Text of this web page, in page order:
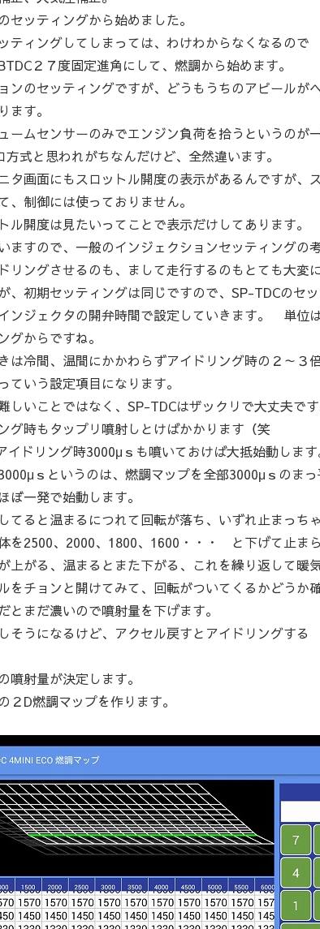
セッティングから始めました。
ティングしてしまっては、わけわからなくなるので
２７度固定進角にして、燃調から始めます。
ンのセッティングですが、どうもうちのアピールが
ます。
ームセンサーのみでエンジン負荷を拾うというのが
式と思われがちなんだけど、全然違います。
タ画面にもスロットル開度の表示があるんですが、
、制御には使っておりません。
ル開度は見たいってことで表示だけしてあります。
ますので、一般のインジェクションセッティングの
リングさせるのも、まして走行するのもとても大変に
、初期セッティングは同じですので、SP-TDCのセ
ンジェクタの開弁時間で設定していきます。 単位
グからですね。
は冷間、温間にかかわらずアイドリング時の２～３
ていう設定項目になります。
しいことではなく、SP-TDCはザックリで大丈夫です
グ時もタップリ噴射しとけばかかります（笑
ドリング時3000μｓも噴いておけば大抵始動します
ｓというのは、燃調マップを全部3000μｓのまっ
ぼ一発で始動します。
てると温まるにつれて回転が落ち、いずれ止まっちゃ
を2500、2000、1800、1600・・・ と下げて止ま
上がる、温まるとまた下がる、これを繰り返して暖気
をチョンと開けてみて、回転がついてくるかどうか確
とまだ濃いので噴射量を下げます。
そうになるけど、アクセル戻すとアイドリングす
噴射量が決定します。
２D燃調マップを作ります。